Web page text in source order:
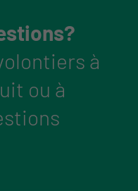
à
ou à